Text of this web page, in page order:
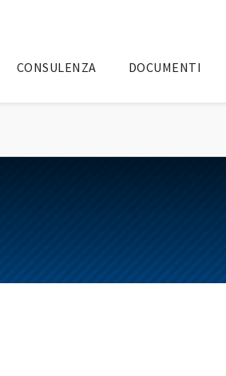
CONSULENZA DOCUMENTI